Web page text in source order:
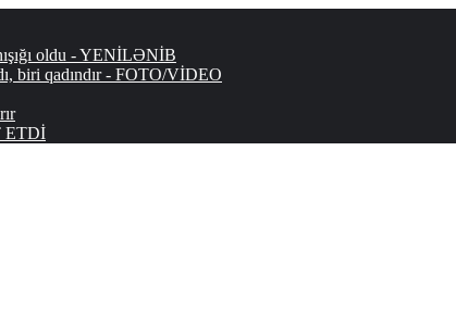
oldu - YENİLƏNİB
biri qadındır - FOTO/VİDEO
ETDİ